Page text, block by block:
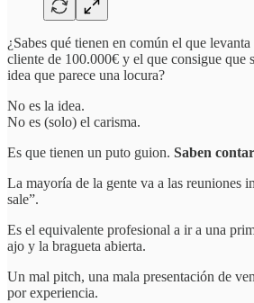
¿Sabes qué tienen en común el que
cliente de 100.000€ y el que consigue que
idea que parece una locura?
No es la idea.
No es (solo) el carisma.
Es que tienen un puto guion. Saben
La mayoría de la gente va a las reuniones
sale”.
Es el equivalente profesional a ir a una
ajo y la bragueta abierta.
Un mal pitch, una mala presentación de
por experiencia.